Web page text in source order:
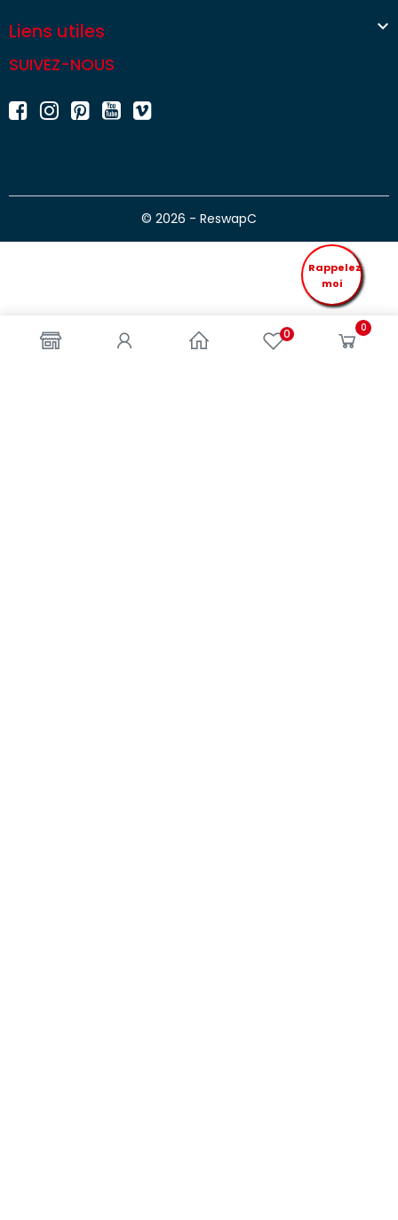
0 0
Liens utiles 
SUIVEZ-NOUS
© 2026 - ReswapC
Rappelez
moi